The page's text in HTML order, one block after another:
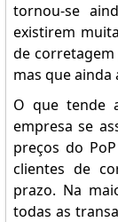
tornou-se
existirem
de
mas que ainda
O que tende
empresa se
preços do
clientes de
prazo. Na
todas as